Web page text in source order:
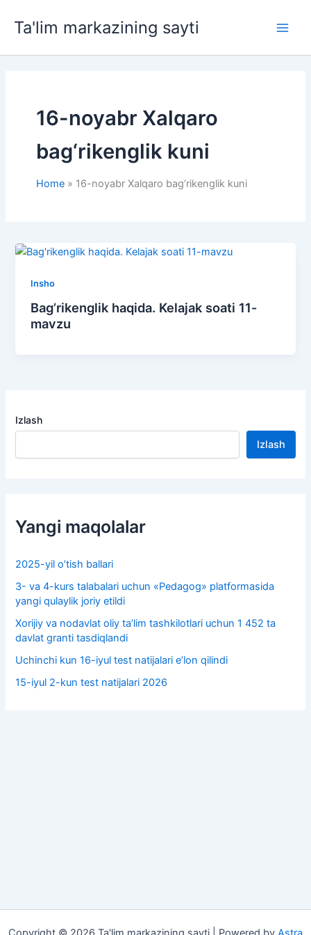
Ta'lim markazining sayti
16-noyabr Xalqaro
bag‘rikenglik kuni
Home 16-noyabr Xalqaro bag‘rikenglik kuni
Insho
Bag’rikenglik haqida. Kelajak soati 11-
mavzu
Izlash
Izlash
Yangi maqolalar
2025-yil o’tish ballari
3- va 4-kurs talabalari uchun «Pedagog» platformasida
yangi qulaylik joriy etildi
Xorijiy va nodavlat oliy taʼlim tashkilotlari uchun 1 452 ta
davlat granti tasdiqlandi
Uchinchi kun 16-iyul test natijalari e’lon qilindi
15-iyul 2-kun test natijalari 2026